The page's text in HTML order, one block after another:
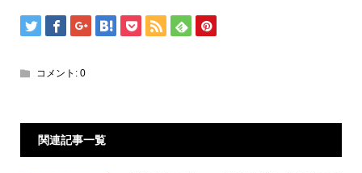
コメント: 0
関連記事一覧